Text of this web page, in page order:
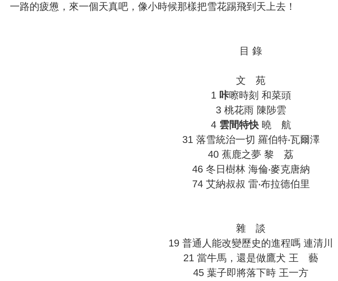
一路的疲憊，來一個天真吧，像小時候那樣把雪花踢飛到天上去！
目 錄
文 苑
1 咔嚓時刻 和菜頭
3 桃花雨 陳陟雲
4 雲間特快 曉 航
31 落雪統治一切 羅伯特‧瓦爾澤
40 蕉鹿之夢 黎 荔
46 冬日樹林 海倫‧麥克唐納
74 艾納叔叔 雷‧布拉德伯里
雜 談
19 普通人能改變歷史的進程嗎 連清川
21 當牛馬，還是做鷹犬 王 藝
45 葉子即將落下時 王一方